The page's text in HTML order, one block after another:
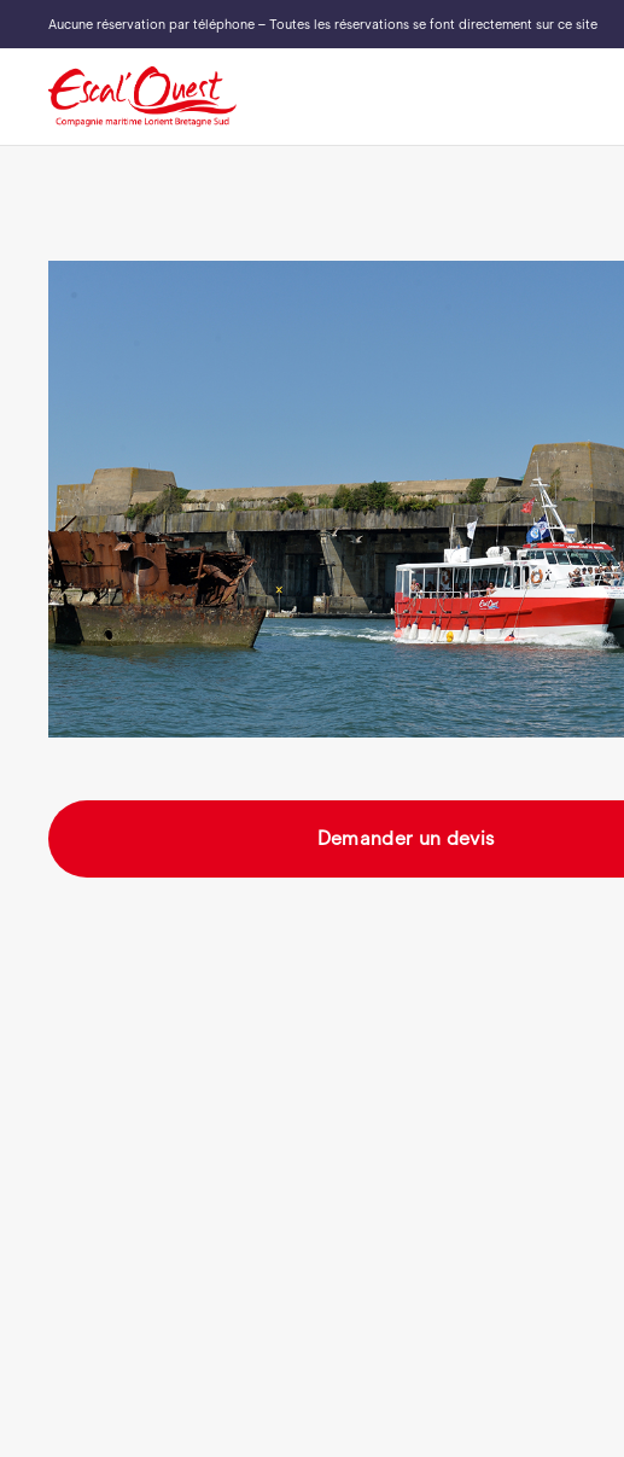
Aucune réservation par téléphone – Toutes les réservations se font directement sur ce site
Demander un devis